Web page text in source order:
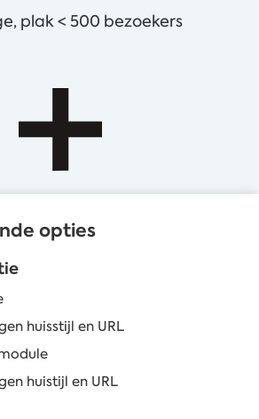
plak < 500 bezoekers
opties
huisstijl en URL
huistijl en URL